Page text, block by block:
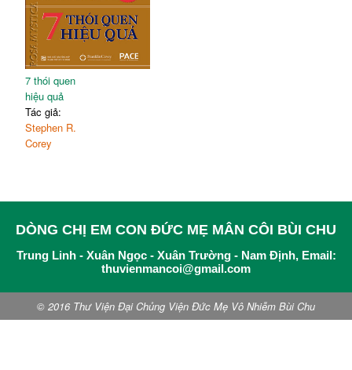
7 thói quen
hiệu quả
Tác giả:
Stephen R.
Corey
DÒNG CHỊ EM CON ĐỨC MẸ MÂN CÔI BÙI CHU
Trung Linh - Xuân Ngọc - Xuân Trường - Nam Định, Email:
thuvienmancoi@gmail.com
© 2016 Thư Viện Đại Chủng Viện Đức Mẹ Vô Nhiễm Bùi Chu